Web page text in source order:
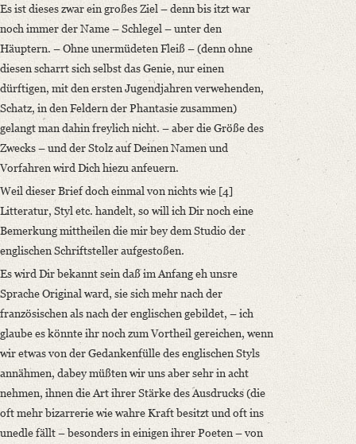
Es ist dieses zwar ein großes Ziel – denn bis itzt war
noch immer der Name – Schlegel – unter den
Häuptern. – Ohne unermüdeten Fleiß – (denn ohne
diesen scharrt sich selbst das Genie, nur einen
dürftigen, mit den ersten Jugendjahren verwehenden,
Schatz, in den Feldern der Phantasie zusammen)
gelangt man dahin freylich nicht. – aber die Größe des
Zwecks – und der Stolz auf Deinen Namen und
Vorfahren wird Dich hiezu anfeuern.
Weil dieser Brief doch einmal von nichts wie [4]
Litteratur, Styl etc. handelt, so will ich Dir noch eine
Bemerkung mittheilen die mir bey dem Studio der
englischen Schriftsteller aufgestoßen.
Es wird Dir bekannt sein daß im Anfang eh unsre
Sprache Original ward, sie sich mehr nach der
französischen als nach der englischen gebildet, – ich
glaube es könnte ihr noch zum Vortheil gereichen, wenn
wir etwas von der Gedankenfülle des englischen Styls
annähmen, dabey müßten wir uns aber sehr in acht
nehmen, ihnen die Art ihrer Stärke des Ausdrucks (die
oft mehr bizarrerie wie wahre Kraft besitzt und oft ins
unedle fällt – besonders in einigen ihrer Poeten – von